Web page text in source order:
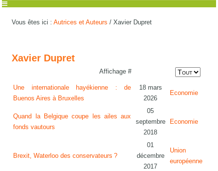
Vous êtes ici :Autrices et Auteurs /Xavier Dupret
Xavier Dupret
Affichage #
Une internationale hayékienne : de
Buenos Aires à Bruxelles
18 mars
2026
Economie
Quand la Belgique coupe les ailes aux
fonds vautours
05
septembre
2018
Economie
Brexit, Waterloo des conservateurs ?
01
décembre
2017
Union
européenne